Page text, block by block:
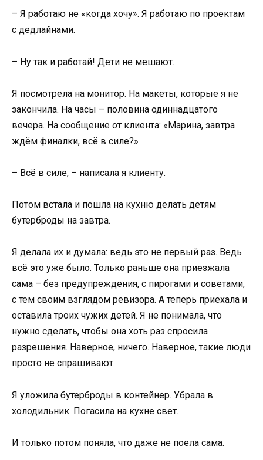
– Я работаю не «когда хочу». Я работаю по проектам
с дедлайнами.
– Ну так и работай! Дети не мешают.
Я посмотрела на монитор. На макеты, которые я не
закончила. На часы – половина одиннадцатого
вечера. На сообщение от клиента: «Марина, завтра
ждём финалки, всё в силе?»
– Всё в силе, – написала я клиенту.
Потом встала и пошла на кухню делать детям
бутерброды на завтра.
Я делала их и думала: ведь это не первый раз. Ведь
всё это уже было. Только раньше она приезжала
сама – без предупреждения, с пирогами и советами,
с тем своим взглядом ревизора. А теперь приехала и
оставила троих чужих детей. Я не понимала, что
нужно сделать, чтобы она хоть раз спросила
разрешения. Наверное, ничего. Наверное, такие люди
просто не спрашивают.
Я уложила бутерброды в контейнер. Убрала в
холодильник. Погасила на кухне свет.
И только потом поняла, что даже не поела сама.